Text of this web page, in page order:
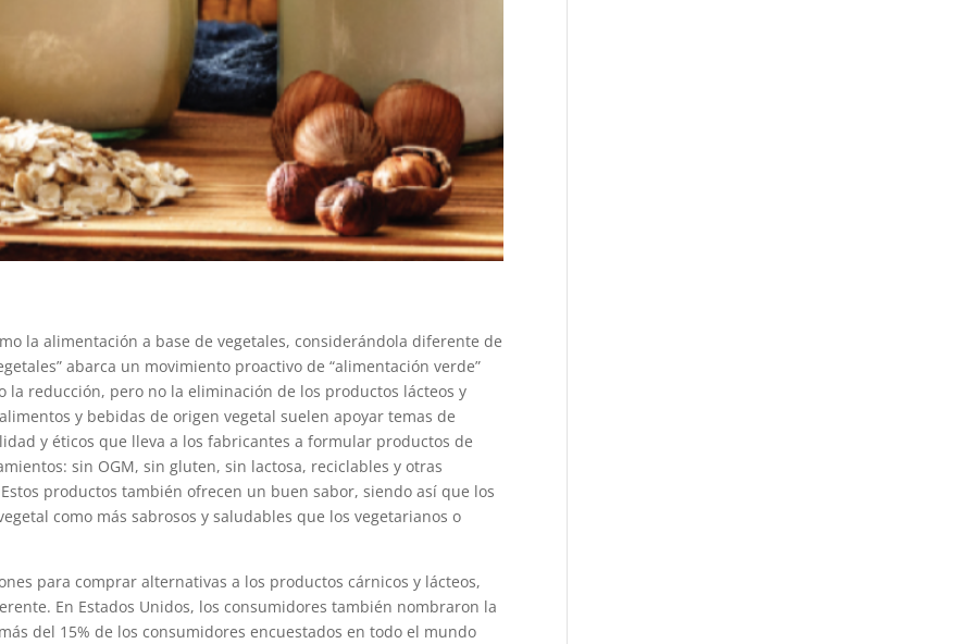
la alimentación a base de vegetales, considerándola diferente de
abarca un movimiento proactivo de “alimentación verde”
reducción, pero no la eliminación de los productos lácteos y
y bebidas de origen vegetal suelen apoyar temas de
y éticos que lleva a los fabricantes a formular productos de
sin OGM, sin gluten, sin lactosa, reciclables y otras
productos también ofrecen un buen sabor, siendo así que los
como más sabrosos y saludables que los vegetarianos o
para comprar alternativas a los productos cárnicos y lácteos,
En Estados Unidos, los consumidores también nombraron la
del 15% de los consumidores encuestados en todo el mundo